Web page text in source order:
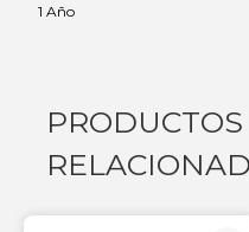
1 Año
PRODUCTOS